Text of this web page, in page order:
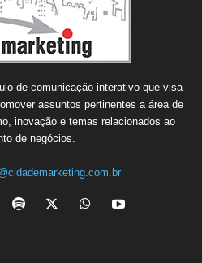
de comunicação interativo que visa
assuntos pertinentes a área de
inovação e temas relacionados ao
de negócios.